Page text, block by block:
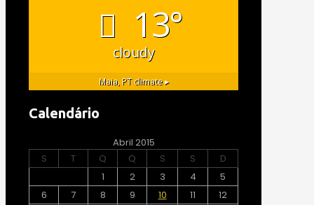
13°
cloudy
Maia, PTclimate ▸
Calendário
Abril 2015
S
T Q Q S S
D
1
2 3 4
5
6
7 8 9 10 11 12